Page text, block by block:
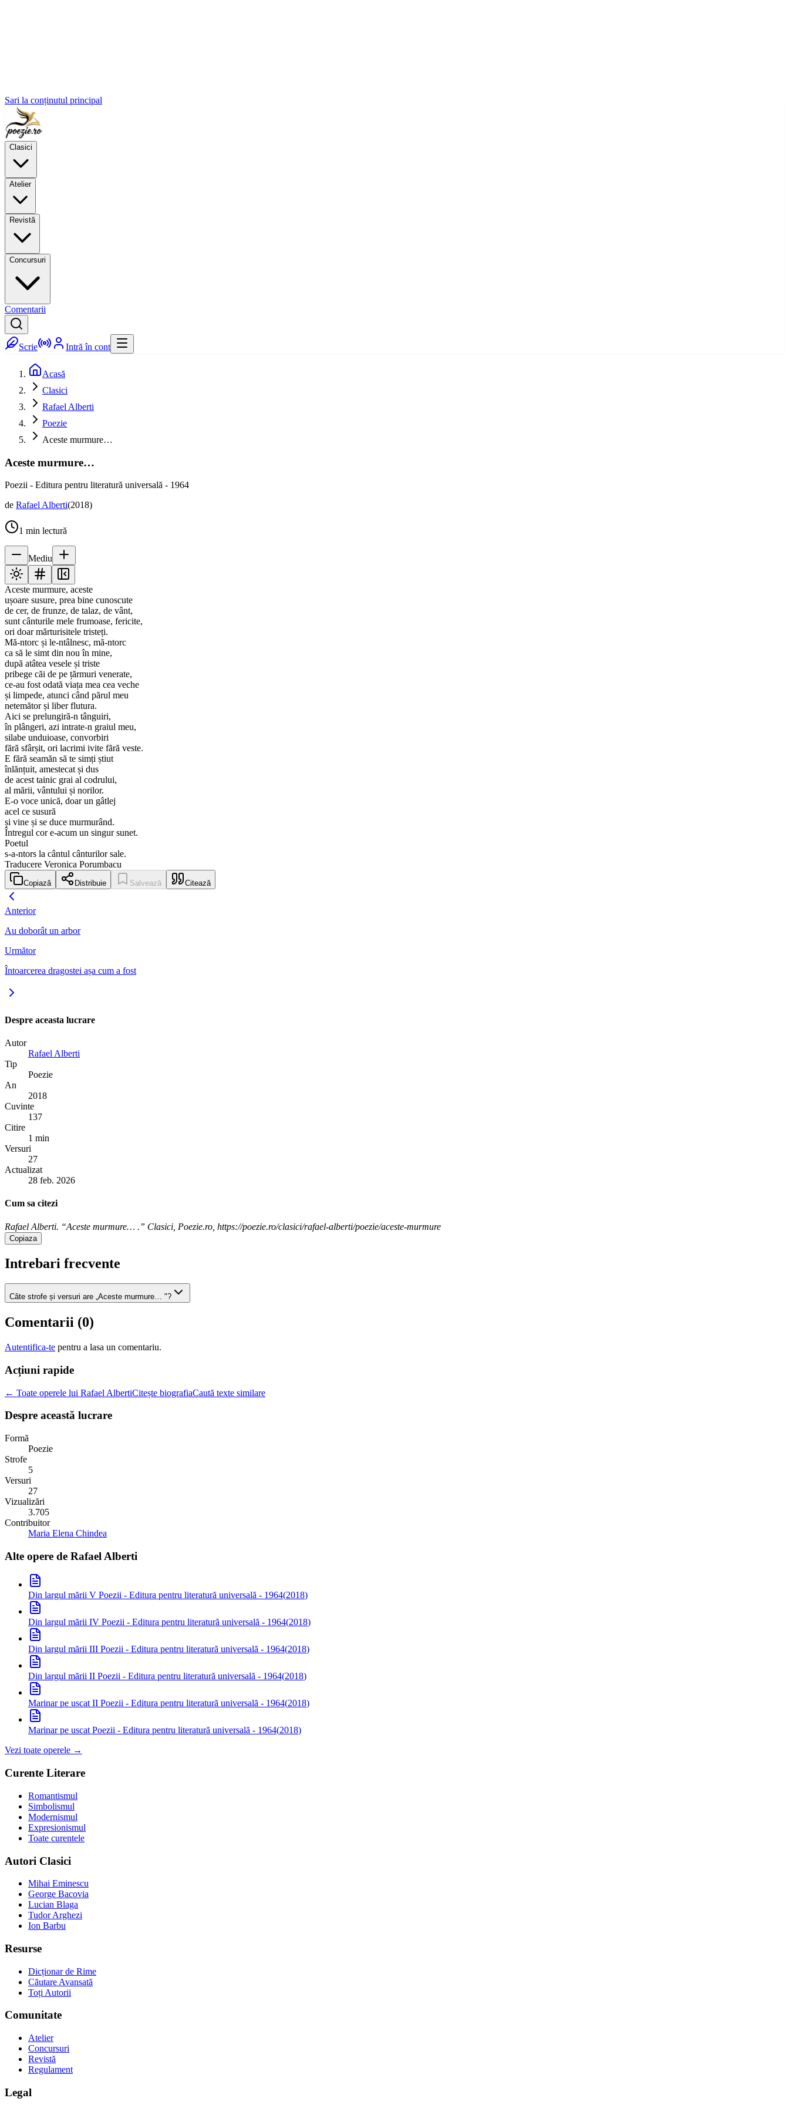
Sari la conținutul principal
Clasici
Atelier
Revistă
Concursuri
Comentarii
Scrie Intră în cont
Acasă
Clasici
Rafael Alberti
Poezie
Aceste murmure…
Aceste murmure…
Poezii - Editura pentru literatură universală - 1964
de Rafael Alberti(2018)
1 min lectură
Mediu
Aceste murmure, aceste
ușoare susure, prea bine cunoscute
de cer, de frunze, de talaz, de vânt,
sunt cânturile mele frumoase, fericite,
ori doar mărturisitele tristeți.
Mă-ntorc și le-ntâlnesc, mă-ntorc
ca să le simt din nou în mine,
după atâtea vesele și triste
pribege căi de pe țărmuri venerate,
ce-au fost odată viața mea cea veche
și limpede, atunci când părul meu
netemător și liber flutura.
Aici se prelungiră-n tânguiri,
în plângeri, azi intrate-n graiul meu,
silabe unduioase, convorbiri
fără sfârșit, ori lacrimi ivite fără veste.
E fără seamăn să te simți știut
înlănțuit, amestecat și dus
de acest tainic grai al codrului,
al mării, vântului și norilor.
E-o voce unică, doar un gâtlej
acel ce susură
și vine și se duce murmurând.
Întregul cor e-acum un singur sunet.
Poetul
s-a-ntors la cântul cânturilor sale.
Traducere Veronica Porumbacu
Copiază Distribuie Salvează Citează
Anterior
Au doborât un arbor
Următor
Întoarcerea dragostei așa cum a fost
Despre aceasta lucrare
Autor
Rafael Alberti
Tip
Poezie
An
2018
Cuvinte
137
Citire
1 min
Versuri
27
Actualizat
28 feb. 2026
Cum sa citezi
Rafael Alberti. “Aceste murmure… .” Clasici, Poezie.ro, https://poezie.ro/clasici/rafael-alberti/poezie/aceste-murmure
Copiaza
Intrebari frecvente
Câte strofe și versuri are „Aceste murmure… "?
Comentarii (0)
Autentifica-te pentru a lasa un comentariu.
Acțiuni rapide
← Toate operele lui Rafael AlbertiCitește biografiaCaută texte similare
Despre această lucrare
Formă
Poezie
Strofe
5
Versuri
27
Vizualizări
3.705
Contribuitor
Maria Elena Chindea
Alte opere de Rafael Alberti
Din largul mării V Poezii - Editura pentru literatură universală - 1964(2018)
Din largul mării IV Poezii - Editura pentru literatură universală - 1964(2018)
Din largul mării III Poezii - Editura pentru literatură universală - 1964(2018)
Din largul mării II Poezii - Editura pentru literatură universală - 1964(2018)
Marinar pe uscat II Poezii - Editura pentru literatură universală - 1964(2018)
Marinar pe uscatPoezii - Editura pentru literatură universală - 1964(2018)
Vezi toate operele →
Curente Literare
Romantismul
Simbolismul
Modernismul
Expresionismul
Toate curentele
Autori Clasici
Mihai Eminescu
George Bacovia
Lucian Blaga
Tudor Arghezi
Ion Barbu
Resurse
Dicționar de Rime
Căutare Avansată
Toți Autorii
Comunitate
Atelier
Concursuri
Revistă
Regulament
Legal